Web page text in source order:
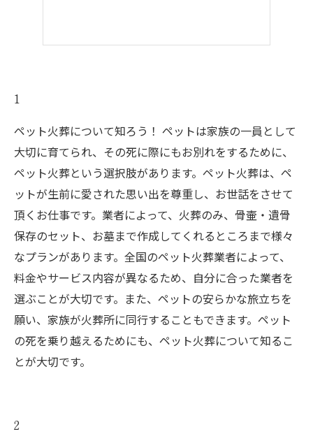
1
ペット火葬について知ろう！ ペットは家族の一員として
大切に育てられ、その死に際にもお別れをするために、
ペット火葬という選択肢があります。ペット火葬は、ペ
ットが生前に愛された思い出を尊重し、お世話をさせて
頂くお仕事です。業者によって、火葬のみ、骨壷・遺骨
保存のセット、お墓まで作成してくれるところまで様々
なプランがあります。全国のペット火葬業者によって、
料金やサービス内容が異なるため、自分に合った業者を
選ぶことが大切です。また、ペットの安らかな旅立ちを
願い、家族が火葬所に同行することもできます。ペット
の死を乗り越えるためにも、ペット火葬について知るこ
とが大切です。
2